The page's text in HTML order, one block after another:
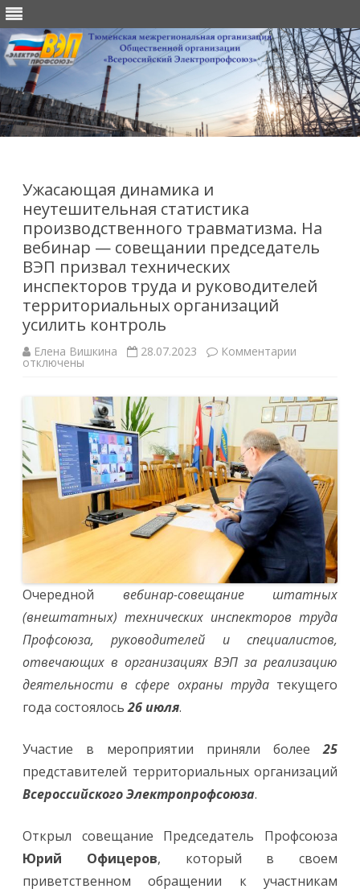
Ужасающая динамика и
неутешительная статистика
производственного травматизма. На
вебинар — совещании председатель
ВЭП призвал технических
инспекторов труда и руководителей
территориальных организаций
усилить контроль
Елена Вишкина 28.07.2023 Комментарии
и
статистика
На
вебинар
—
совещании
ВЭП
призвал
труда
усилить
контроль
отключены
Очередной вебинар-совещание штатных
(внештатных) технических инспекторов труда
Профсоюза, руководителей и специалистов,
отвечающих в организациях ВЭП за реализацию
деятельности в сфере охраны трудатекущего
года состоялось26 июля.
Участие в мероприятии приняли более25
представителей территориальных организаций
Всероссийского Электропрофсоюза.
Открыл совещание Председатель Профсоюза
Юрий Офицеров, который в своем
приветственном обращении к участникам